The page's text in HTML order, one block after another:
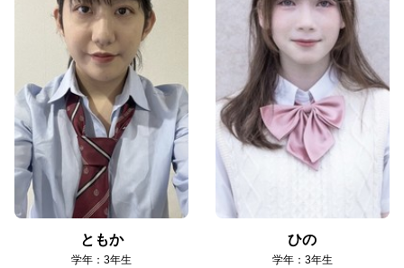
ともか
学年：3年生
ひの
学年：3年生